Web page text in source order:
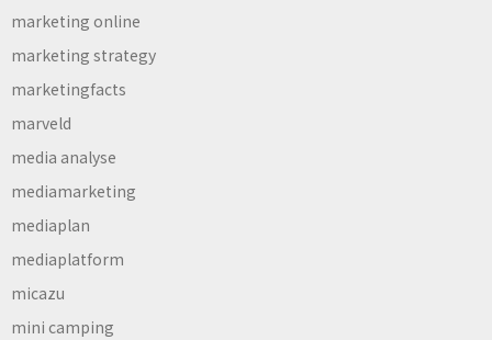
marketing online
marketing strategy
marketingfacts
marveld
media analyse
mediamarketing
mediaplan
mediaplatform
micazu
mini camping